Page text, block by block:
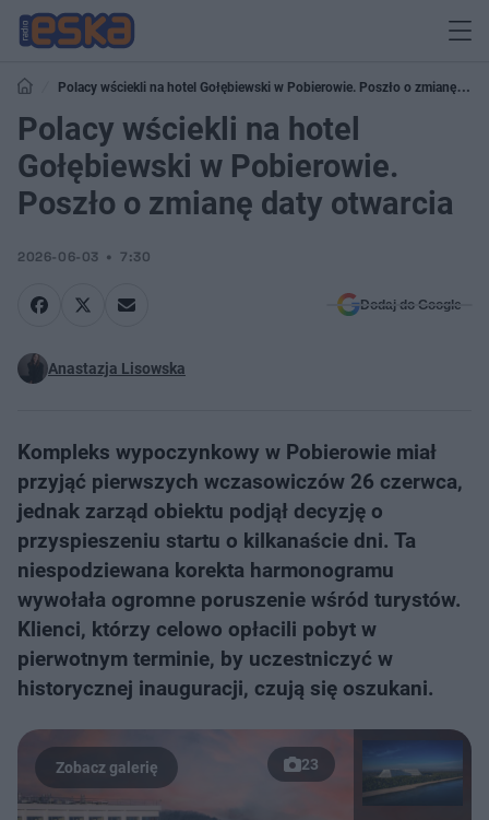
Polacy wściekli na hotel Gołębiewski w Pobierowie. Poszło o zmianę daty
otwarcia
Polacy wściekli na hotel
Gołębiewski w Pobierowie.
Poszło o zmianę daty otwarcia
2026-06-03 7:30
Dodaj do Google
Anastazja Lisowska
Kompleks wypoczynkowy w Pobierowie miał
przyjąć pierwszych wczasowiczów 26 czerwca,
jednak zarząd obiektu podjął decyzję o
przyspieszeniu startu o kilkanaście dni. Ta
niespodziewana korekta harmonogramu
wywołała ogromne poruszenie wśród turystów.
Klienci, którzy celowo opłacili pobyt w
pierwotnym terminie, by uczestniczyć w
historycznej inauguracji, czują się oszukani.
23